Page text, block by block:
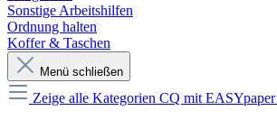
Sonstige Arbeitshilfen
Ordnung halten
Koffer & Taschen
Menü schließen
Zeige alle Kategorien CQ mit EASYpaper